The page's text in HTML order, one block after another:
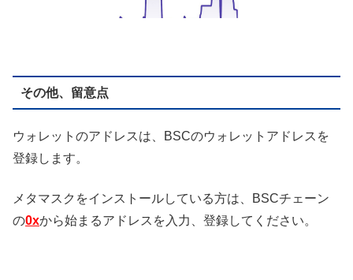
その他、留意点
ウォレットのアドレスは、BSCのウォレットアドレスを
登録します。
メタマスクをインストールしている方は、BSCチェーン
の0xから始まるアドレスを入力、登録してください。